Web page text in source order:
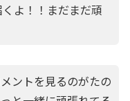
よ！！まだまだ頑
ントを見るのがたの